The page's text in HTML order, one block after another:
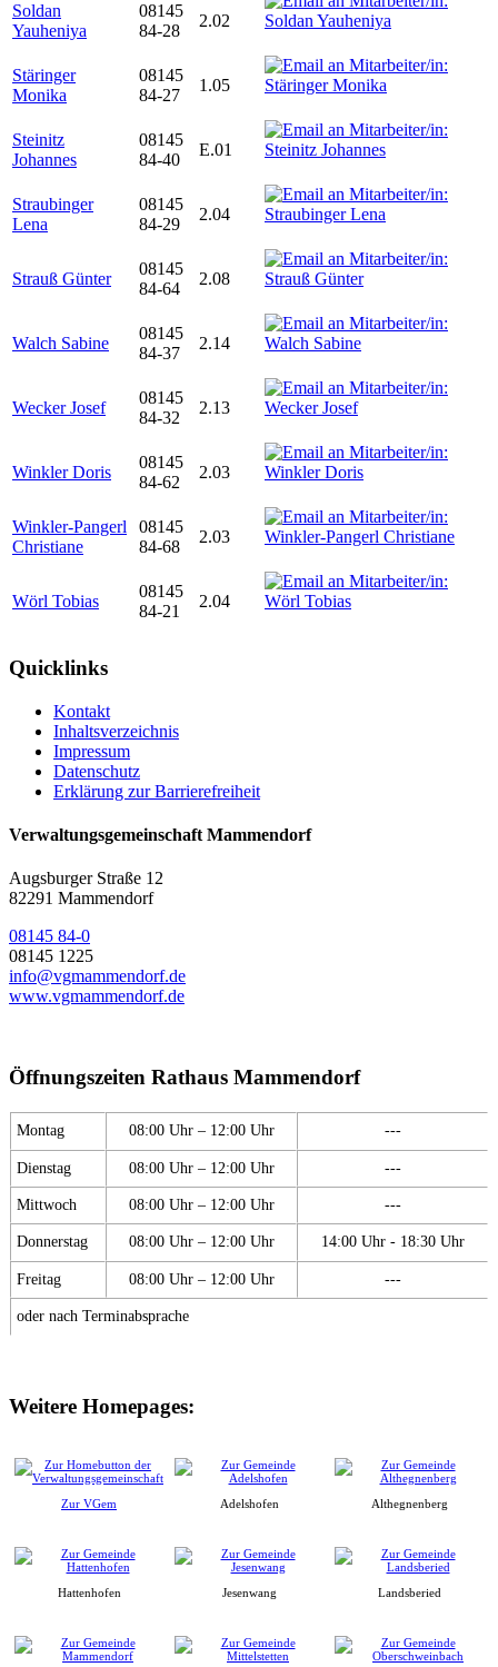
Soldan
Yauheniya
08145
84-28
2.02
Stäringer
Monika
08145
84-27
1.05
Steinitz
Johannes
08145
84-40
E.01
Straubinger
Lena
08145
84-29
2.04
Strauß Günter
08145
84-64
2.08
Walch Sabine
08145
84-37
2.14
Wecker Josef
08145
84-32
2.13
Winkler Doris
08145
84-62
2.03
Winkler-Pangerl
Christiane
08145
84-68
2.03
Wörl Tobias
08145
84-21
2.04
Quicklinks
Kontakt
Inhaltsverzeichnis
Impressum
Datenschutz
Erklärung zur Barrierefreiheit
Verwaltungsgemeinschaft Mammendorf
Augsburger Straße 12
82291 Mammendorf
08145 84-0
08145 1225
info@vgmammendorf.de
www.vgmammendorf.de
Öffnungszeiten Rathaus Mammendorf
Montag 08:00 Uhr – 12:00 Uhr ---
Dienstag 08:00 Uhr – 12:00 Uhr ---
Mittwoch 08:00 Uhr – 12:00 Uhr ---
Donnerstag 08:00 Uhr – 12:00 Uhr 14:00 Uhr - 18:30 Uhr
Freitag 08:00 Uhr – 12:00 Uhr ---
oder nach Terminabsprache
Weitere Homepages:
Zur VGem Adelshofen Althegnenberg
Hattenhofen Jesenwang Landsberied